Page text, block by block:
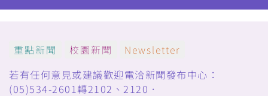
重點新聞 校園新聞
Newsletter
若有任何意見或建議歡迎電洽新聞發布中心：
(05)534-2601轉2102、2120．